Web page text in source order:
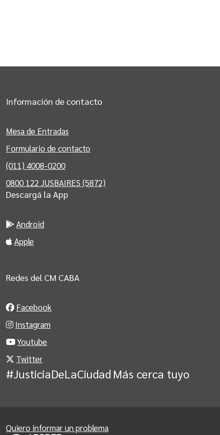
Información de contacto
Mesa de Entradas
Formulario de contacto
(011) 4008-0200
0800 122 JUSBAIRES (5872)
Descargá la App
Android
Apple
Redes del CM CABA
Facebook
Instagram
Youtube
Twitter
#JusticiaDeLaCiudad Más cerca tuyo
Quiero informar un problema